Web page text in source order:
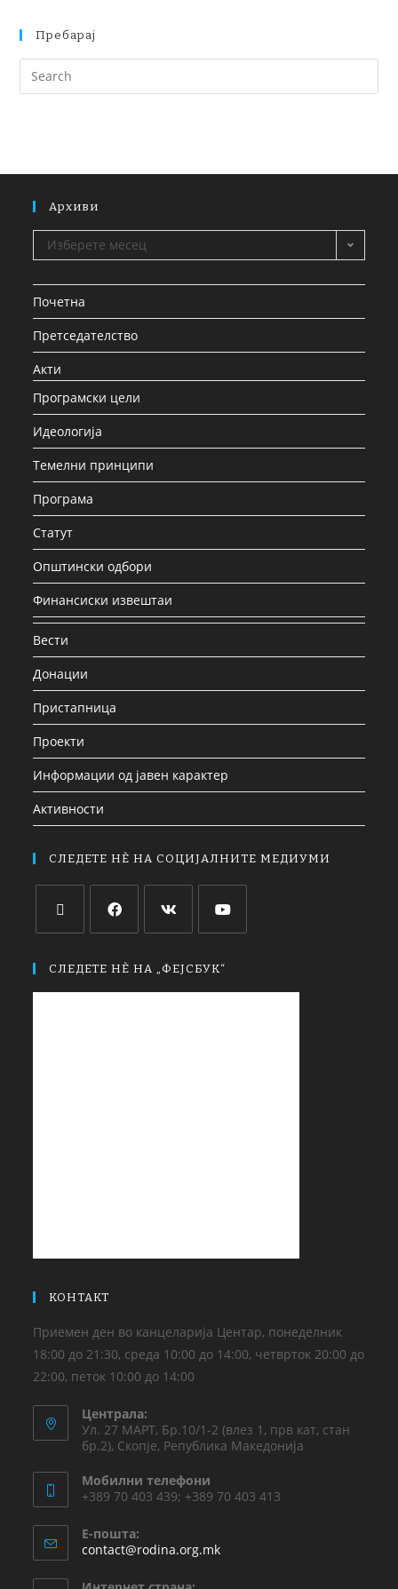
Пребарај
Архиви
Изберете месец
Почетна
Претседателство
Акти
Програмски цели
Идеологија
Темелни принципи
Програма
Статут
Општински одбори
Финансиски извештаи
Вести
Донации
Пристапница
Проекти
Информации од јавен карактер
Активности
СЛЕДЕТЕ НЀ НА СОЦИЈАЛНИТЕ МЕДИУМИ
СЛЕДЕТЕ НЀ НА „ФЕЈСБУК“
КОНТАКТ
Приемен ден во канцеларија Центар, понеделник
18:00 до 21:30, среда 10:00 до 14:00, четврток 20:00 до
22:00, петок 10:00 до 14:00
Централа:
Ул. 27 МАРТ, Бр.10/1-2 (влез 1, прв кат, стан
бр.2), Скопје, Република Македонија
Мобилни телефони
+389 70 403 439; +389 70 403 413
Е-пошта:
contact@rodina.org.mk